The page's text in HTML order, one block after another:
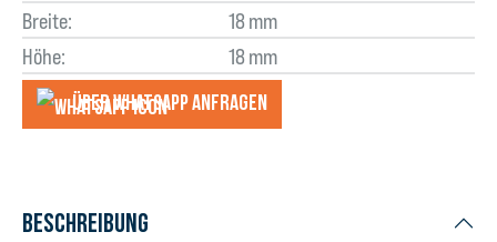
Breite:
18 mm
Höhe:
18 mm
Über WhatsApp anfragеn
Beschreibung